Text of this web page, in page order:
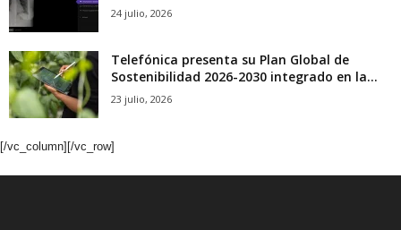
24 julio, 2026
Telefónica presenta su Plan Global de
Sostenibilidad 2026-2030 integrado en la...
23 julio, 2026
[/vc_column][/vc_row]